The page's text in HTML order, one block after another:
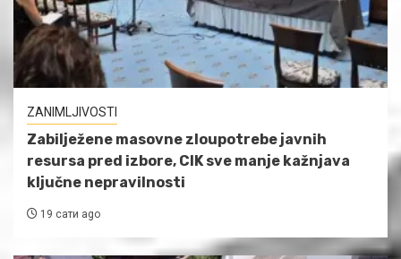
ZANIMLJIVOSTI
Zabilježene masovne zloupotrebe javnih
resursa pred izbore, CIK sve manje kažnjava
ključne nepravilnosti
19 сати ago